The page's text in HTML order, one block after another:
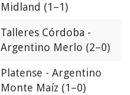
Midland (1–1)
Talleres Córdoba -
Argentino Merlo (2–0)
Platense - Argentino
Monte Maíz (1–0)